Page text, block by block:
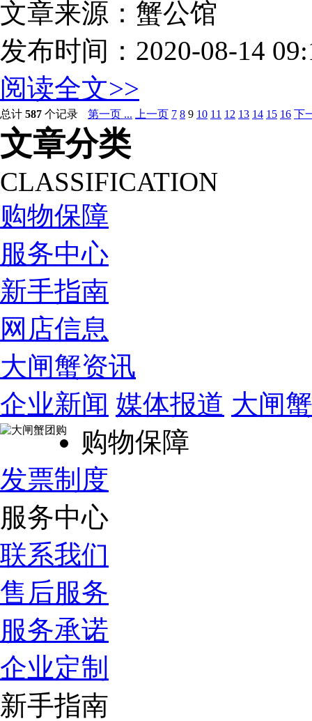
文章来源：蟹公馆
发布时间：2020-08-14
阅读全文>>
总计 587 个记录 第一页 ... 上一页 7 8 9 10 11 12 13 14 15 16 下
文章分类
CLASSIFICATION
购物保障
服务中心
新手指南
网店信息
大闸蟹资讯
企业新闻 媒体报道 大闸
购物保障
发票制度
服务中心
联系我们
售后服务
服务承诺
企业定制
新手指南